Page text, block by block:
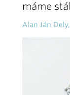
máme
Alan Ján